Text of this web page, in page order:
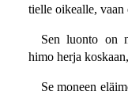
tielle oikealle, vaan
Sen luonto on
himo herja
Se moneen